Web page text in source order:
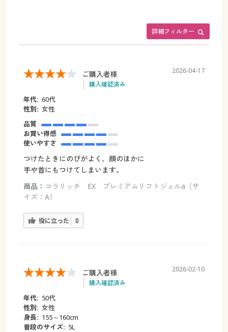
詳細フィルター
ご購入者様
購入確認済み
2026-04-17
年代: 60代
性別: 女性
品質
お買い得感
使いやすさ
つけたときにのびがよく、顔のほかに
手や首にもつけてしまいます。
商品： コラリッチ EX プレミアムリフトジェルa（サ
イズ：A）
役に立った 0
ご購入者様
購入確認済み
2026-02-10
年代: 50代
性別: 女性
身長: 155～160cm
普段のサイズ: 5L